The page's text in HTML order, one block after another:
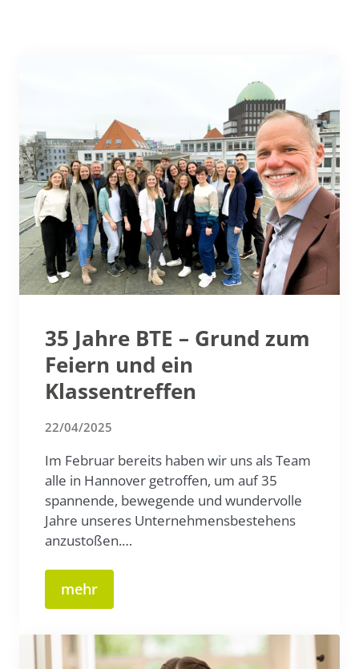
35 Jahre BTE – Grund zum
Feiern und ein
Klassentreffen
22/04/2025
Im Februar bereits haben wir uns als Team
alle in Hannover getroffen, um auf 35
spannende, bewegende und wundervolle
Jahre unseres Unternehmensbestehens
anzustoßen.…
mehr